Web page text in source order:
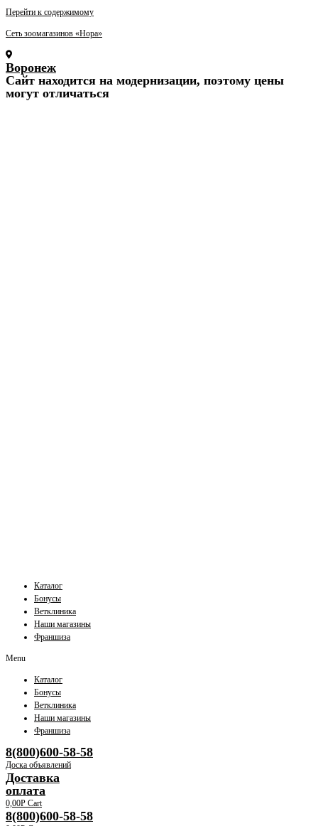
Перейти к содержимому
Сеть зоомагазинов «Нора»
Воронеж
Cайт находится на модернизации, поэтому цены
могут отличаться
Каталог
Бонусы
Ветклиника
Наши магазины
Франшиза
Menu
Каталог
Бонусы
Ветклиника
Наши магазины
Франшиза
8(800)600-58-58
Доска объявлений
Доставка
оплата
0,00Р Cart
8(800)600-58-58